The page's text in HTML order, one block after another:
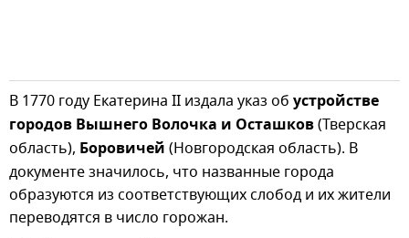
В 1770 году Екатерина II издала указ об устройстве
городов Вышнего Волочка и Осташков(Тверская
область), Боровичей (Новгородская область). В
документе значилось, что названные города
образуются из соответствующих слобод и их жители
переводятся в число горожан.